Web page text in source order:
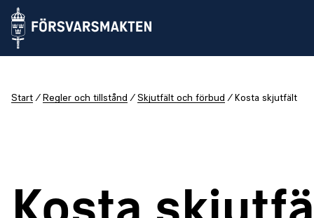
Start Regler och tillstånd Skjutfält och förbud Kosta skjutfält